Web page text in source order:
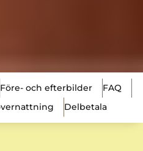
Före- och efterbilder
FAQ
Delbetala